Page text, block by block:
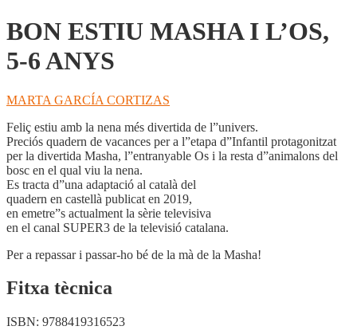
BON ESTIU MASHA I L’OS,
5-6 ANYS
MARTA GARCÍA CORTIZAS
Feliç estiu amb la nena més divertida de l”univers.
Preciós quadern de vacances per a l”etapa d”Infantil protagonitzat
per la divertida Masha, l”entranyable Os i la resta d”animalons del
bosc en el qual viu la nena.
Es tracta d”una adaptació al català del
quadern en castellà publicat en 2019,
en emetre”s actualment la sèrie televisiva
en el canal SUPER3 de la televisió catalana.
Per a repassar i passar-ho bé de la mà de la Masha!
Fitxa tècnica
ISBN: 9788419316523